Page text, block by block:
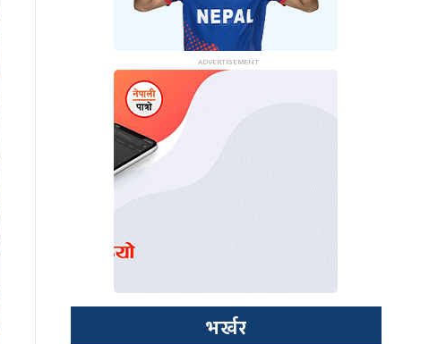
भर्खर